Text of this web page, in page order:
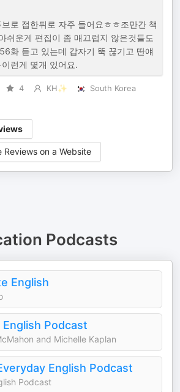
로 접한뒤로 자주 들어요ㅎㅎ조만간 책
쉬운게 편집이 좀 매끄럽지 않은것들도
화 듣고 있는데 갑자기 뚝 끊기고 딴얘
런게 몇개 있어요.
4 KH✨
South Korea
Reviews on a Website
Podcasts
English
English Podcast
and Michelle Kaplan
English Podcast
Podcast